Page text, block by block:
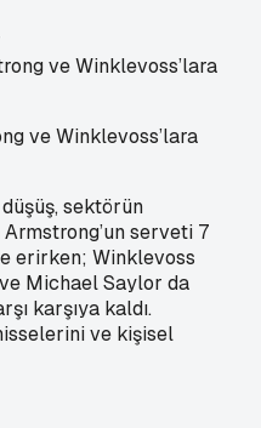
ve Winklevoss’lara
sektörün
serveti 7
erirken; Winklevoss
Michael Saylor da
karşıya kaldı.
ve kişisel